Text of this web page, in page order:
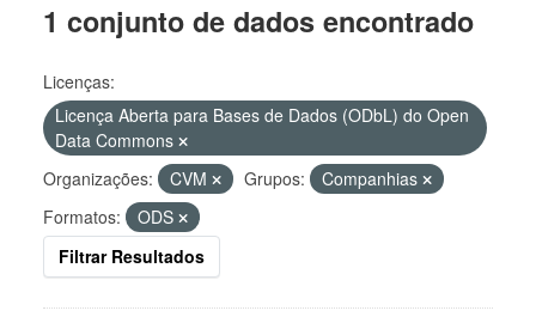
1 conjunto de dados encontrado
Licenças:
Licença Aberta para Bases de Dados (ODbL) do Open
Data Commons
Organizações:
CVM Grupos:
Companhias
Formatos:
ODS
Filtrar Resultados